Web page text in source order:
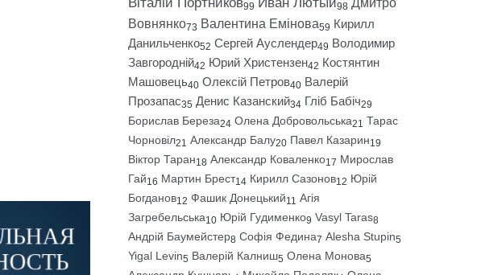
99 98
Вовнянко73 Валентина Емінова59 Кирилл
Данильченко52 Сергей Ауслендер49 Володимир
Завгородній42 Юрий Христензен42 Костянтин
Машовець40 Олексій Петров40 Валерій
Прозапас35 Денис Казанский34 Гліб Бабіч29
Борислав Береза24 Олена Добровольська21 Тарас
Чорновіл21 Александр Балу20 Павел Казарин19
Віктор Таран18 Александр Коваленко17 Мирослав
Гай16 Мартин Брест14 Кирилл Сазонов12 Юрій
Богданов12 Фашик Донецький11 Агія
Загребельська10 Юрій Гудименко9 Vasyl Taras8
Андрій Баумейстер8 Софія Федина7 Alesha Stupin5
Yigal Levin5 Валерій Калниш5 Олена Монова5